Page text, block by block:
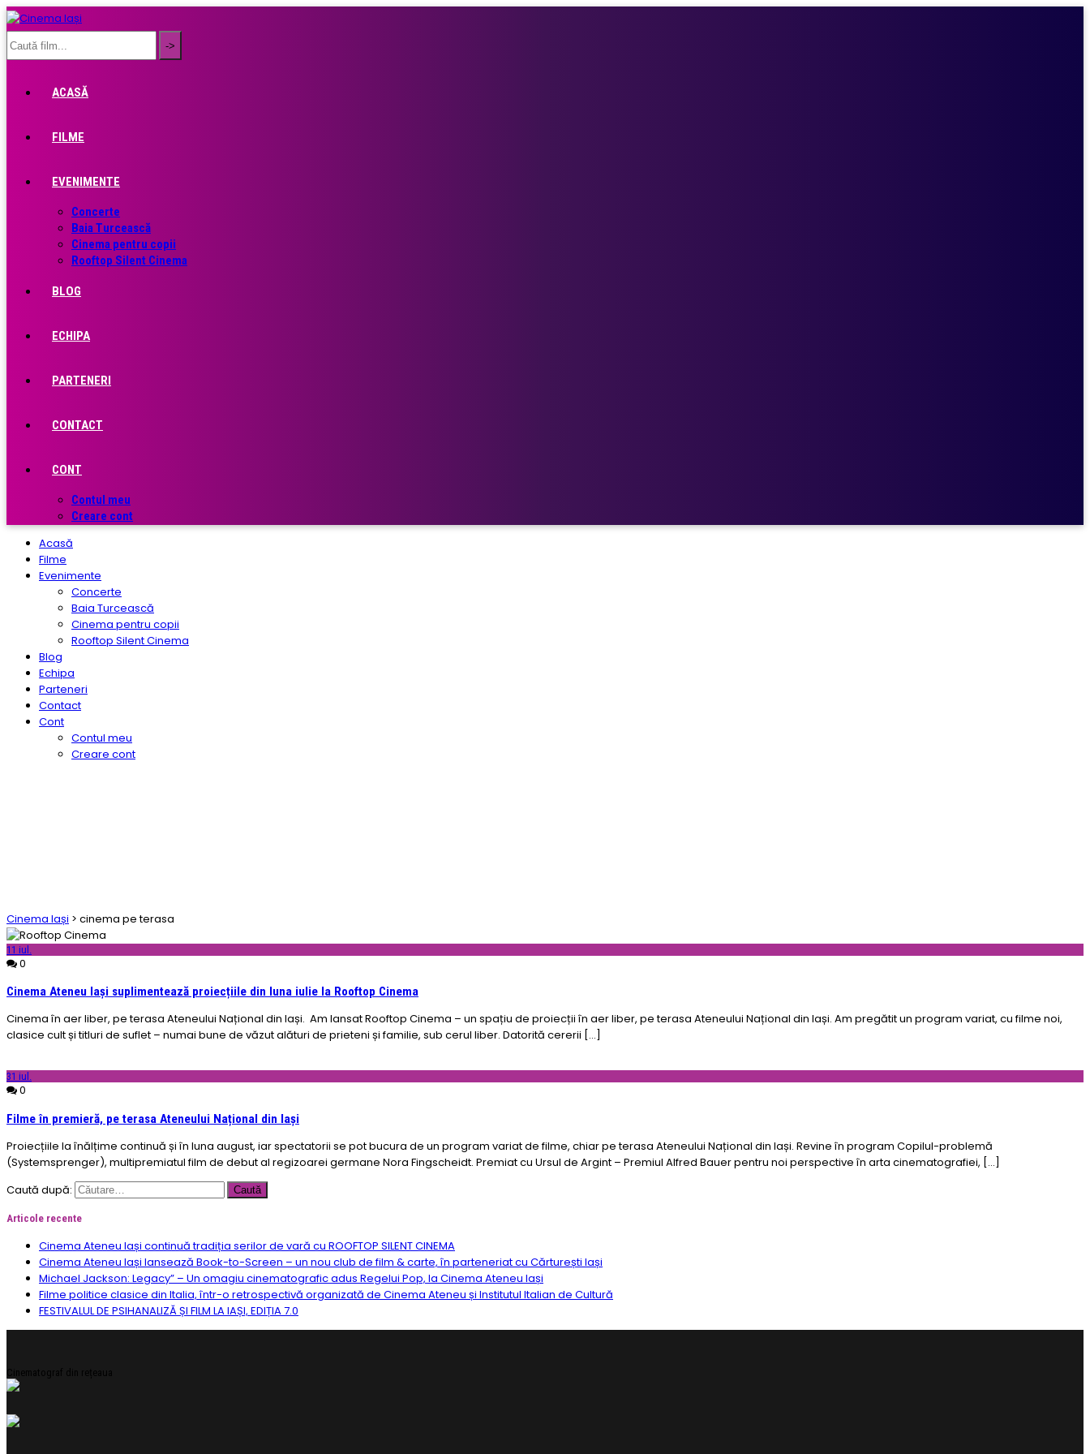
ACASĂ
FILME
EVENIMENTE
Concerte
Baia Turcească
Cinema pentru copii
Rooftop Silent Cinema
BLOG
ECHIPA
PARTENERI
CONTACT
CONT
Contul meu
Creare cont
Acasă
Filme
Evenimente
Concerte
Baia Turcească
Cinema pentru copii
Rooftop Silent Cinema
Blog
Echipa
Parteneri
Contact
Cont
Contul meu
Creare cont
Cinema Iași > cinema pe terasa
11 iul.
0
Cinema Ateneu Iași suplimentează proiecțiile din luna iulie la Rooftop Cinema
Cinema în aer liber, pe terasa Ateneului Național din Iași. Am lansat Rooftop Cinema – un spațiu de proiecții în aer liber, pe terasa Ateneului Național din Iași. Am pregătit un program variat, cu filme noi,
clasice cult și titluri de suflet – numai bune de văzut alături de prieteni și familie, sub cerul liber. Datorită cererii […]
31 iul.
0
Filme în premieră, pe terasa Ateneului Național din Iași
Proiecțiile la înălțime continuă și în luna august, iar spectatorii se pot bucura de un program variat de filme, chiar pe terasa Ateneului Național din Iași. Revine în program Copilul-problemă
(Systemsprenger), multipremiatul film de debut al regizoarei germane Nora Fingscheidt. Premiat cu Ursul de Argint – Premiul Alfred Bauer pentru noi perspective în arta cinematografiei, […]
Caută după:
Articole recente
Cinema Ateneu Iași continuă tradiția serilor de vară cu ROOFTOP SILENT CINEMA
Cinema Ateneu Iași lansează Book-to-Screen – un nou club de film & carte, în parteneriat cu Cărturești Iași
Michael Jackson: Legacy” – Un omagiu cinematografic adus Regelui Pop, la Cinema Ateneu Iași
Filme politice clasice din Italia, într-o retrospectivă organizată de Cinema Ateneu și Institutul Italian de Cultură
FESTIVALUL DE PSIHANALIZĂ ȘI FILM LA IAȘI, EDIȚIA 7.0
Cinematograf din rețeaua